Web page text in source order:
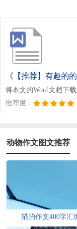
《【推荐】有趣的
将本文的Word文档下
推荐度：
动物作文图文推荐
猫的作文400字汇